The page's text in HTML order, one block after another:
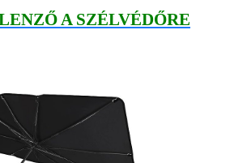
A SZÉLVÉDŐRE